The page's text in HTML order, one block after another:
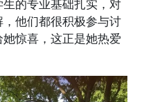
的专业基础扎实，对
他们都很积极参与讨
惊喜，这正是她热爱